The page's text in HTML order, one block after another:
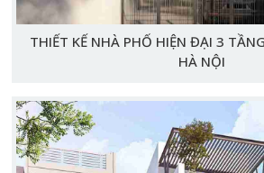
THIẾT KẾ NHÀ PHỐ HIỆN ĐẠI 3
HÀ NỘI